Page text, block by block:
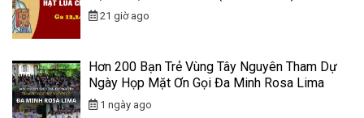
21 giờ ago
Hơn 200 Bạn Trẻ Vùng Tây Nguyên Tham Dự
Ngày Họp Mặt Ơn Gọi Đa Minh Rosa Lima
1 ngày ago